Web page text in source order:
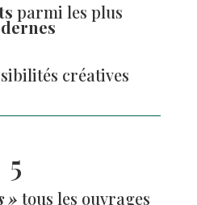
parmi les plus
créatives
5
» tous les ouvrages